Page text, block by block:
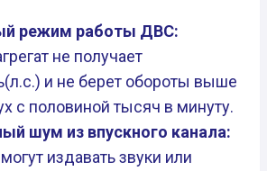
режим работы ДВС:
не получает
и не берет обороты выше
с половиной тысяч в минуту.
шум из впускного канала:
издавать звуки или